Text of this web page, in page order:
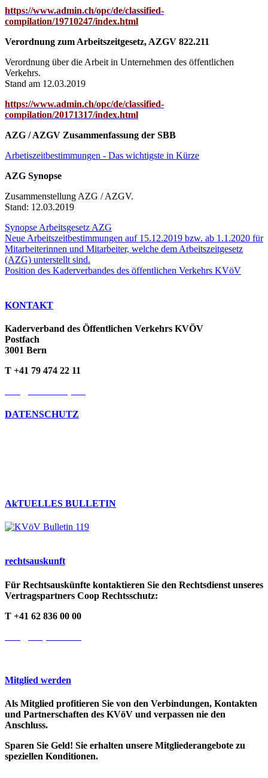
https://www.admin.ch/opc/de/classified-
compilation/19710247/index.html
Verordnung zum Arbeitszeitgesetz, AZGV 822.211
Verordnung über die Arbeit in Unternehmen des öffentlichen
Verkehrs.
Stand am 12.03.2019
https://www.admin.ch/opc/de/classified-
compilation/20171317/index.html
AZG / AZGV Zusammenfassung der SBB
Arbetiszeitbestimmungen - Das wichtigste in Kürze
AZG Synopse
Zusammenstellung AZG / AZGV.
Stand: 12.03.2019
Synopse Arbeitsgesetz AZG
Neue Arbeitszeitbestimmungen auf 15.12.2019 bzw. ab 1.1.2020 für
Mitarbeiterinnen und Mitarbeiter, welche dem Arbeitszeitgesetz
(AZG) unterstellt sind.
Position des Kaderverbandes des öffentlichen Verkehrs KVöV
KONTAKT
Kaderverband des Öffentlichen Verkehrs KVÖV
Postfach
3001 Bern
T +41 79 474 22 11
DATENSCHUTZ
AkTUELLES BULLETIN
rechts­auskunft
Für Rechtsauskünfte kontaktieren Sie den Rechtsdienst unseres
Vertragspartners Coop Rechtsschutz:
T +41 62 836 00 00
Mitglied werden
Als Mitglied profitieren Sie von den Verbindungen, Kontakten
und Partnerschaften des KVöV und verpassen nie den
Anschluss.
Sparen Sie Geld! Sie erhalten unsere Mitgliederangebote zu
speziellen Konditionen.